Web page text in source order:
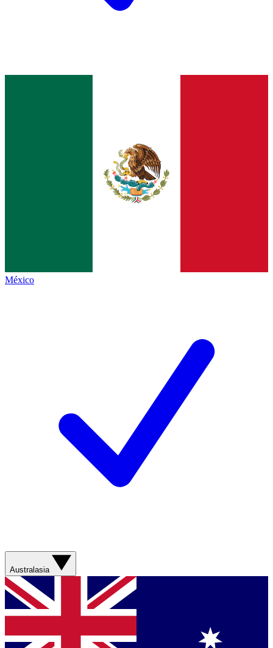
México
Australasia